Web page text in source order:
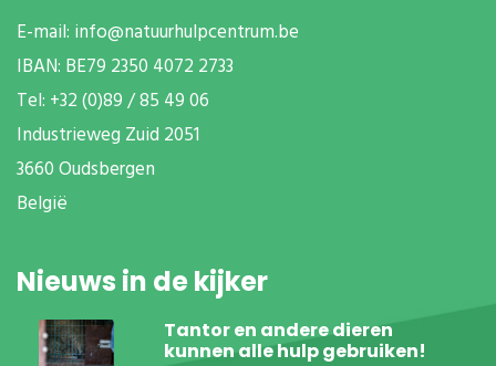
E-mail: info@natuurhulpcentrum.be
IBAN: BE79 2350 4072 2733
Tel: +32 (0)89 / 85 49 06
Industrieweg Zuid 2051
3660 Oudsbergen
België
Nieuws in de kijker
Tantor en andere dieren
kunnen alle hulp gebruiken!